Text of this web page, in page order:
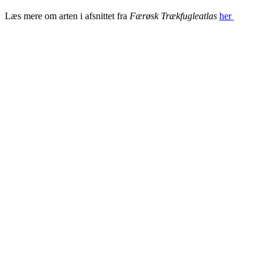
Læs mere om arten i afsnittet fra Færøsk Trækfugleatlas her